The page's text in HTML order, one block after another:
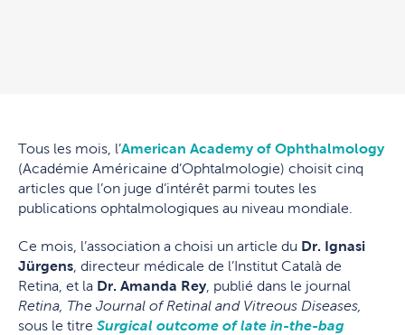
Tous les mois, l’American Academy of Ophthalmology
(Académie Américaine d’Ophtalmologie) choisit cinq
articles que l’on juge d’intérêt parmi toutes les
publications ophtalmologiques au niveau mondiale.
Ce mois, l’association a choisi un article du Dr. Ignasi
Jürgens , directeur médicale de l’Institut Català de
Retina, et la Dr. Amanda Rey, publié dans le journal
Retina, The Journal of Retinal and Vitreous Diseases,
sous le titre Surgical outcome of late in-the-bag